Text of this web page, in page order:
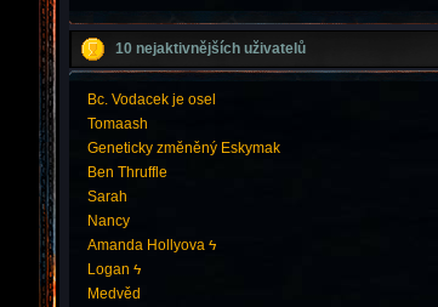
10 nejaktivnějších uživatelů
Bc. Vodacek je osel
Tomaash
Geneticky změněný Eskymak
Ben Thruffle
Sarah
Nancy
Amanda Hollyova ϟ
Logan ϟ
Medvěd